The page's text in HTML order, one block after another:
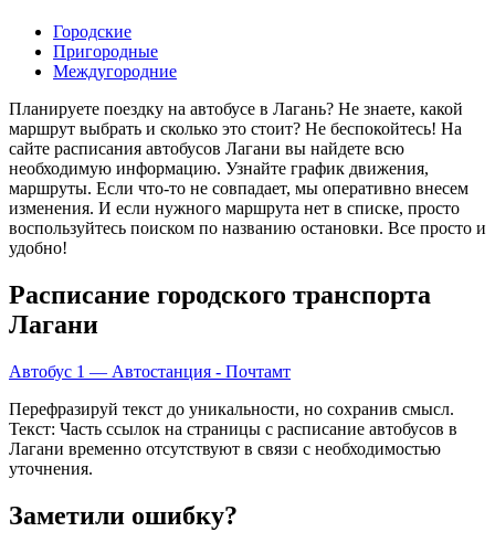
Городские
Пригородные
Междугородние
Планируете поездку на автобусе в Лагань? Не знаете, какой
маршрут выбрать и сколько это стоит? Не беспокойтесь! На
сайте расписания автобусов Лагани вы найдете всю
необходимую информацию. Узнайте график движения,
маршруты. Если что-то не совпадает, мы оперативно внесем
изменения. И если нужного маршрута нет в списке, просто
воспользуйтесь поиском по названию остановки. Все просто и
удобно!
Расписание городского транспорта
Лагани
Автобус 1 — Автостанция - Почтамт
Перефразируй текст до уникальности, но сохранив смысл.
Текст: Часть ссылок на страницы с расписание автобусов в
Лагани временно отсутствуют в связи с необходимостью
уточнения.
Заметили ошибку?